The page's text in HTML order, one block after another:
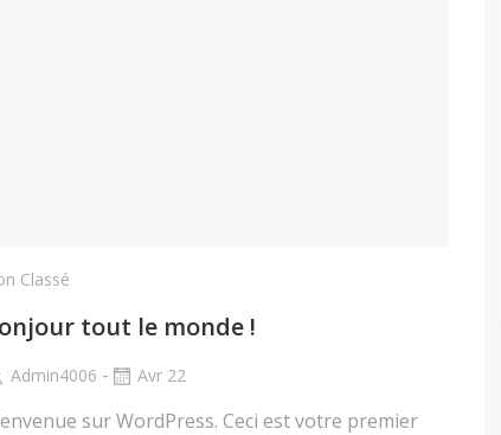
Classé
tout le monde !
Admin4006 - Avr 22
sur WordPress. Ceci est votre premier